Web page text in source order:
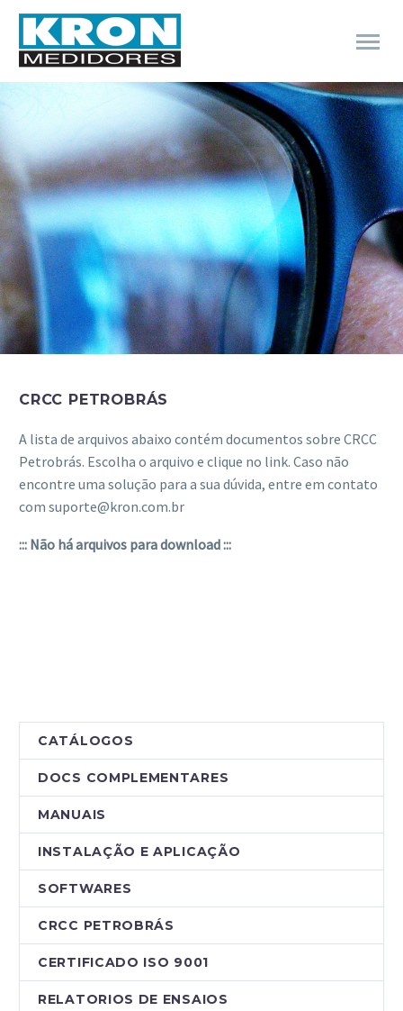
CRCC PETROBRÁS
A lista de arquivos abaixo contém documentos sobre CRCC
Petrobrás. Escolha o arquivo e clique no link. Caso não
encontre uma solução para a sua dúvida, entre em contato
com suporte@kron.com.br
::: Não há arquivos para download :::
CATÁLOGOS
DOCS COMPLEMENTARES
MANUAIS
INSTALAÇÃO E APLICAÇÃO
SOFTWARES
CRCC PETROBRÁS
CERTIFICADO ISO 9001
RELATORIOS DE ENSAIOS